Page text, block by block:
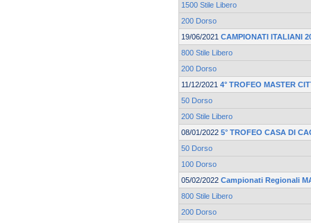
1500 Stile Libero
200 Dorso
19/06/2021 CAMPIONATI ITALIANI
800 Stile Libero
200 Dorso
11/12/2021 4° TROFEO MASTER
50 Dorso
200 Stile Libero
08/01/2022 5° TROFEO CASA DI
50 Dorso
100 Dorso
05/02/2022 Campionati Regionali
800 Stile Libero
200 Dorso